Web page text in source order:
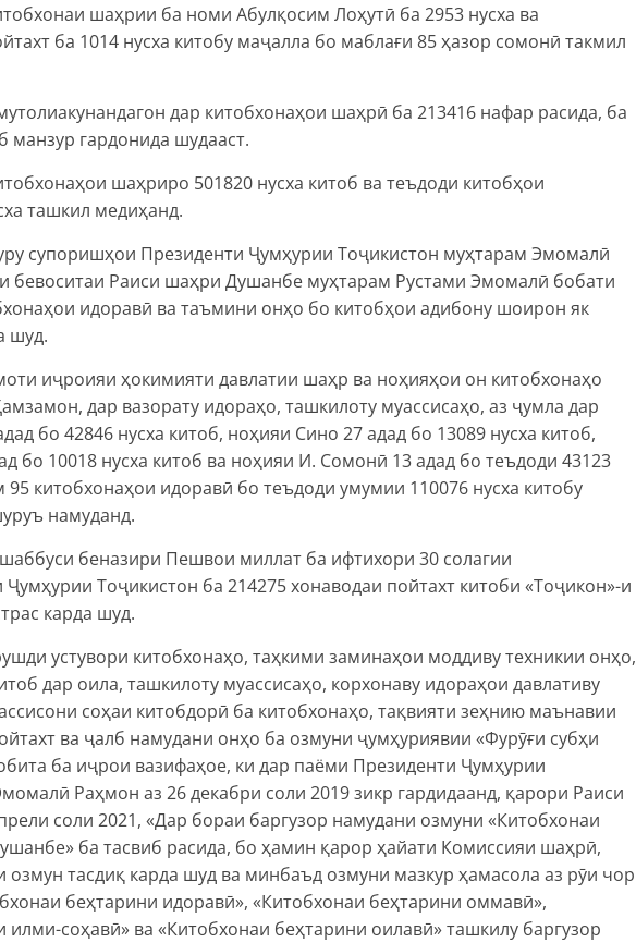
шаҳрии ба номи Абулқосим Лоҳутӣ ба 2953 нусха ва
ба 1014 нусха китобу маҷалла бо маблағи 85 ҳазор сомонӣ такмил
дар китобхонаҳои шаҳрӣ ба 213416 нафар расида, ба
манзур гардонида шудааст.
шаҳриро 501820 нусха китоб ва теъдоди китобҳои
ташкил медиҳанд.
супоришҳои Президенти Ҷумҳурии Тоҷикистон муҳтарам Эмомалӣ
бевоситаи Раиси шаҳри Душанбе муҳтарам Рустами Эмомалӣ бобати
идоравӣ ва таъмини онҳо бо китобҳои адибону шоирон як
шуд.
иҷроияи ҳокимияти давлатии шаҳр ва ноҳияҳои он китобхонаҳо
дар вазорату идораҳо, ташкилоту муассисаҳо, аз ҷумла дар
бо 42846 нусха китоб, ноҳияи Сино 27 адад бо 13089 нусха китоб,
бо 10018 нусха китоб ва ноҳияи И. Сомонӣ 13 адад бо теъдоди 43123
95 китобхонаҳои идоравӣ бо теъдоди умумии 110076 нусха китобу
намуданд.
беназири Пешвои миллат ба ифтихори 30 солагии
Тоҷикистон ба 214275 хонаводаи пойтахт китоби «Тоҷикон»-и
карда шуд.
устувори китобхонаҳо, таҳкими заминаҳои моддиву техникии онҳо,
дар оила, ташкилоту муассисаҳо, корхонаву идораҳои давлативу
соҳаи китобдорӣ ба китобхонаҳо, тақвияти зеҳнию маънавии
ва ҷалб намудани онҳо ба озмуни ҷумҳуриявии «Фурӯғи субҳи
ба иҷрои вазифаҳое, ки дар паёми Президенти Ҷумҳурии
Раҳмон аз 26 декабри соли 2019 зикр гардидаанд, қарори Раиси
соли 2021, «Дар бораи баргузор намудани озмуни «Китобхонаи
ба тасвиб расида, бо ҳамин қарор ҳайати Комиссияи шаҳрӣ,
тасдиқ карда шуд ва минбаъд озмуни мазкур ҳамасола аз рӯи чор
беҳтарини идоравӣ», «Китобхонаи беҳтарини оммавӣ»,
илми-соҳавӣ» ва «Китобхонаи беҳтарини оилавӣ» ташкилу баргузор